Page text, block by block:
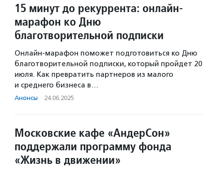
15 минут до рекуррента: онлайн-
марафон ко Дню
благотворительной подписки
Онлайн-марафон поможет подготовиться ко Дню
благотворительной подписки, который пройдет 20
июля. Как превратить партнеров из малого
и среднего бизнеса в…
Анонсы · 24.06.2025
Московские кафе «АндерСон»
поддержали программу фонда
«Жизнь в движении»